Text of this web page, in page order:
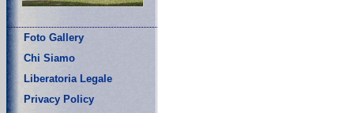
Foto Gallery
Chi Siamo
Liberatoria Legale
Privacy Policy